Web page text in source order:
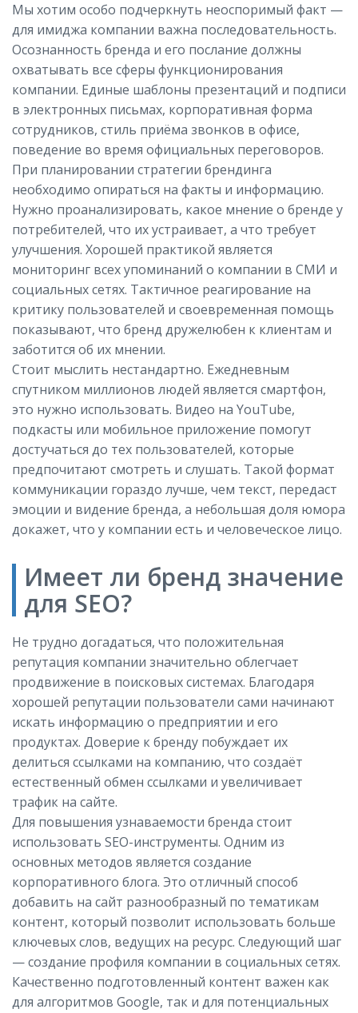
Мы хотим особо подчеркнуть неоспоримый факт —
для имиджа компании важна последовательность.
Осознанность бренда и его послание должны
охватывать все сферы функционирования
компании. Единые шаблоны презентаций и подписи
в электронных письмах, корпоративная форма
сотрудников, стиль приёма звонков в офисе,
поведение во время официальных переговоров.
При планировании стратегии брендинга
необходимо опираться на факты и информацию.
Нужно проанализировать, какое мнение о бренде у
потребителей, что их устраивает, а что требует
улучшения. Хорошей практикой является
мониторинг всех упоминаний о компании в СМИ и
социальных сетях. Тактичное реагирование на
критику пользователей и своевременная помощь
показывают, что бренд дружелюбен к клиентам и
заботится об их мнении.
Стоит мыслить нестандартно. Ежедневным
спутником миллионов людей является смартфон,
это нужно использовать. Видео на YouTube,
подкасты или мобильное приложение помогут
достучаться до тех пользователей, которые
предпочитают смотреть и слушать. Такой формат
коммуникации гораздо лучше, чем текст, передаст
эмоции и видение бренда, а небольшая доля юмора
докажет, что у компании есть и человеческое лицо.
Имеет ли бренд значение
для SEO?
Не трудно догадаться, что положительная
репутация компании значительно облегчает
продвижение в поисковых системах. Благодаря
хорошей репутации пользователи сами начинают
искать информацию о предприятии и его
продуктах. Доверие к бренду побуждает их
делиться ссылками на компанию, что создаёт
естественный обмен ссылками и увеличивает
трафик на сайте.
Для повышения узнаваемости бренда стоит
использовать SEO-инструменты. Одним из
основных методов является создание
корпоративного блога. Это отличный способ
добавить на сайт разнообразный по тематикам
контент, который позволит использовать больше
ключевых слов, ведущих на ресурс. Следующий шаг
— создание профиля компании в социальных сетях.
Качественно подготовленный контент важен как
для алгоритмов Google, так и для потенциальных